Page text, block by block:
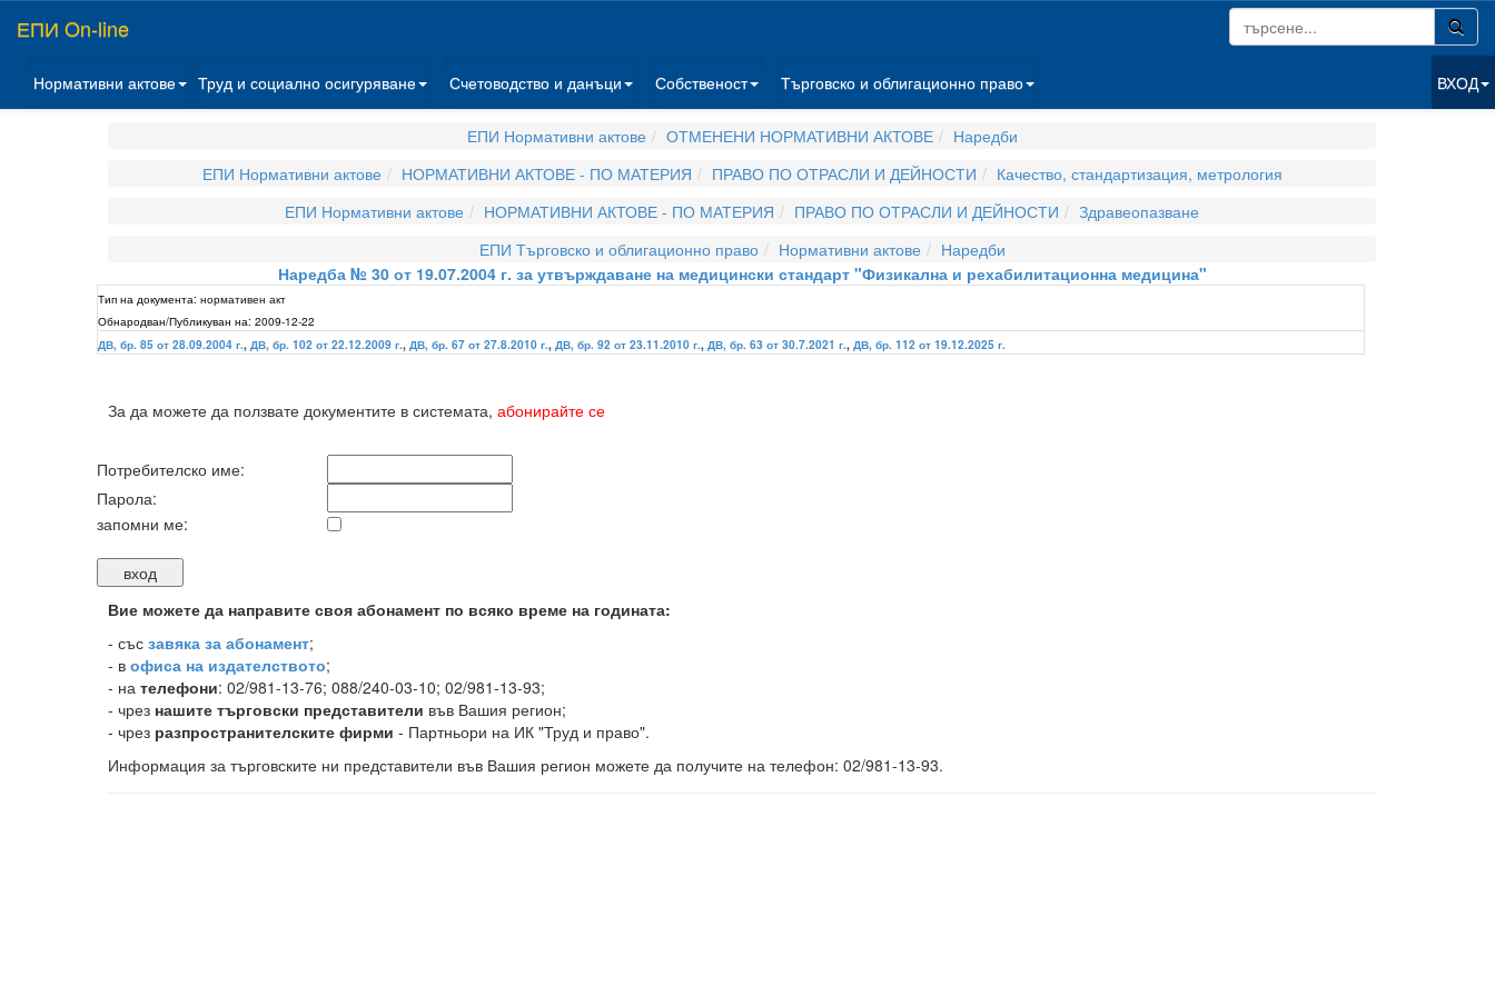
ЕПИ On-line
Нормативни актове Труд и социално осигуряване Счетоводство и данъци Собственост Търговско и облигационно право ВХОД
ЕПИ Нормативни актове ОТМЕНЕНИ НОРМАТИВНИ АКТОВЕ
Наредби
ЕПИ Нормативни актове
НОРМАТИВНИ АКТОВЕ - ПО МАТЕРИЯ ПРАВО ПО ОТРАСЛИ И ДЕЙНОСТИ
Качество, стандартизация, метрология
ЕПИ Нормативни актове
НОРМАТИВНИ АКТОВЕ - ПО МАТЕРИЯ ПРАВО ПО ОТРАСЛИ И ДЕЙНОСТИ
Здравеопазване
ЕПИ Търговско и облигационно право
Нормативни актове
Наредби
Наредба № 30 от 19.07.2004 г. за утвърждаване на медицински стандарт "Физикална и рехабилитационна медицина"
Тип на документа: нормативен акт
Обнародван/Публикуван на: 2009-12-22
ДВ, бр. 85 от 28.09.2004 г., ДВ, бр. 102 от 22.12.2009 г., ДВ, бр. 67 от 27.8.2010 г., ДВ, бр. 92 от 23.11.2010 г., ДВ, бр. 63 от 30.7.2021 г., ДВ, бр. 112 от 19.12.2025 г.
За да можете да ползвате документите в системата, абонирайте се
Потребителско име:
Парола:
запомни ме:
Вие можете да направите своя абонамент по всяко време на годината:
- със завяка за абонамент;
- в офиса на издателството;
- на телефони: 02/981-13-76; 088/240-03-10; 02/981-13-93;
- чрез нашите търговски представители във Вашия регион;
- чрез разпространителските фирми - Партньори на ИК "Труд и право".
Информация за търговските ни представители във Вашия регион можете да получите на телефон: 02/981-13-93.